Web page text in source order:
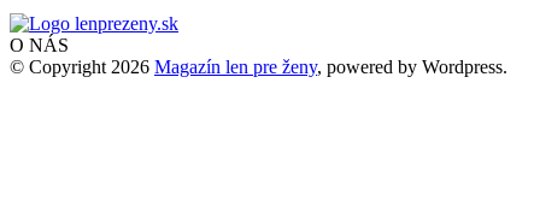
O NÁS
© Copyright 2026 Magazín len pre ženy, powered by Wordpress.